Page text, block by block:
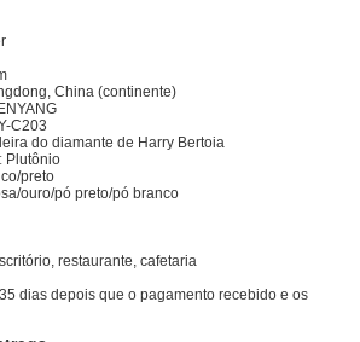
China (continente)
C203
do diamante de Harry Bertoia
Plutônio
preto
ouro/pó preto/pó branco
restaurante, cafetaria
dias depois que o pagamento recebido e os